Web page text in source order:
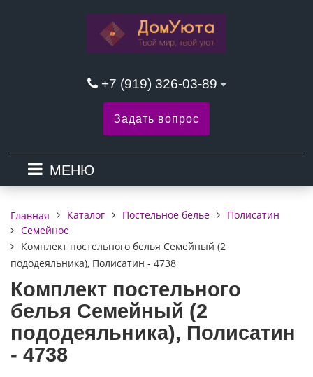
+7 (919) 326-03-89
Задать вопрос
МЕНЮ
Главная Каталог Постельное белье
Полисатин
Семейное
Комплект постельного белья Семейный (2
пододеяльника), Полисатин - 4738
Комплект постельного
белья Семейный (2
пододеяльника), Полисатин
- 4738